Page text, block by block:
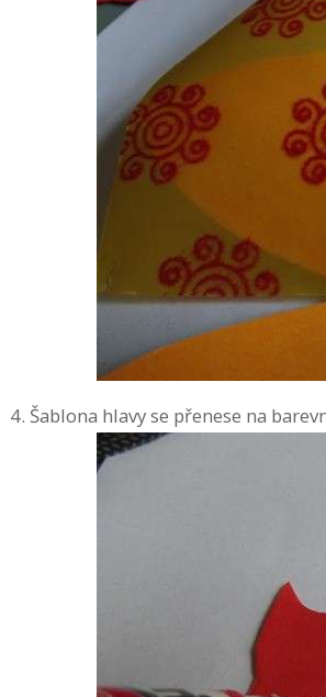
Šablona hlavy se přenese na